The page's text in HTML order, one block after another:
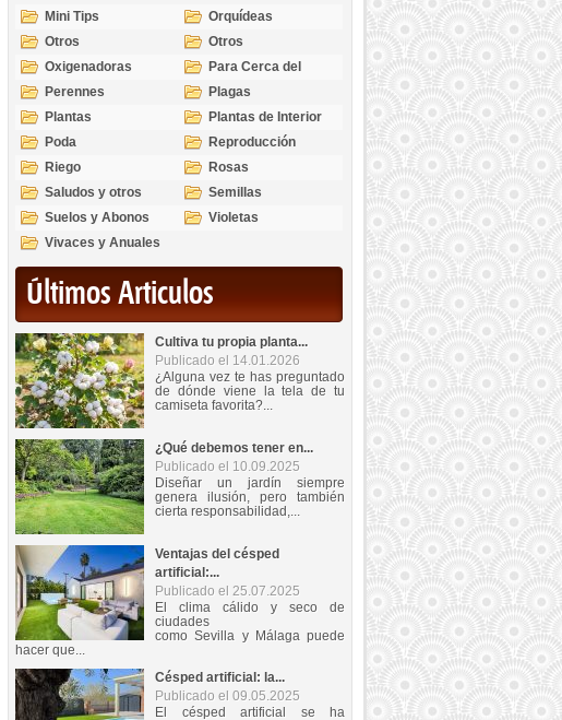
Mini Tips
Orquídeas
Otros
Otros
Oxigenadoras
Para Cerca del
Estanque
Perennes
Plagas
Plantas
Plantas de Interior
Poda
Reproducción
Riego
Rosas
Saludos y otros
temas
Semillas
Suelos y Abonos
Violetas
Vivaces y Anuales
Últimos Articulos
Cultiva tu propia planta...
Publicado el 14.01.2026
¿Alguna vez te has preguntado
de dónde viene la tela de tu
camiseta favorita?...
¿Qué debemos tener en...
Publicado el 10.09.2025
Diseñar un jardín siempre
genera ilusión, pero también
cierta responsabilidad,...
Ventajas del césped
artificial:...
Publicado el 25.07.2025
El clima cálido y seco de
ciudades
como Sevilla y Málaga puede
hacer que...
Césped artificial: la...
Publicado el 09.05.2025
El césped artificial se ha